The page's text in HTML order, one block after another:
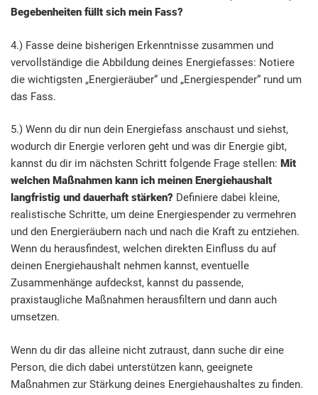
Begebenheiten füllt sich mein Fass?
4.) Fasse deine bisherigen Erkenntnisse zusammen und
vervollständige die Abbildung deines Energiefasses: Notiere
die wichtigsten „Energieräuber“ und „Energiespender“ rund um
das Fass.
5.) Wenn du dir nun dein Energiefass anschaust und siehst,
wodurch dir Energie verloren geht und was dir Energie gibt,
kannst du dir im nächsten Schritt folgende Frage stellen: Mit
welchen Maßnahmen kann ich meinen Energiehaushalt
langfristig und dauerhaft stärken? Definiere dabei kleine,
realistische Schritte, um deine Energiespender zu vermehren
und den Energieräubern nach und nach die Kraft zu entziehen.
Wenn du herausfindest, welchen direkten Einfluss du auf
deinen Energiehaushalt nehmen kannst, eventuelle
Zusammenhänge aufdeckst, kannst du passende,
praxistaugliche Maßnahmen herausfiltern und dann auch
umsetzen.
Wenn du dir das alleine nicht zutraust, dann suche dir eine
Person, die dich dabei unterstützen kann, geeignete
Maßnahmen zur Stärkung deines Energiehaushaltes zu finden.